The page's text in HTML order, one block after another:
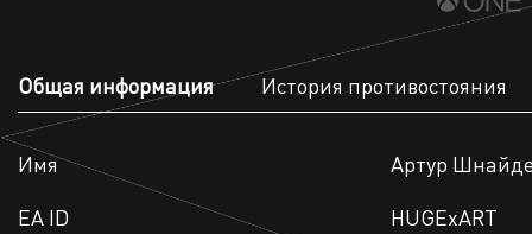
Общая информация История противостояния
Имя
Артур
EA ID
HUGExART